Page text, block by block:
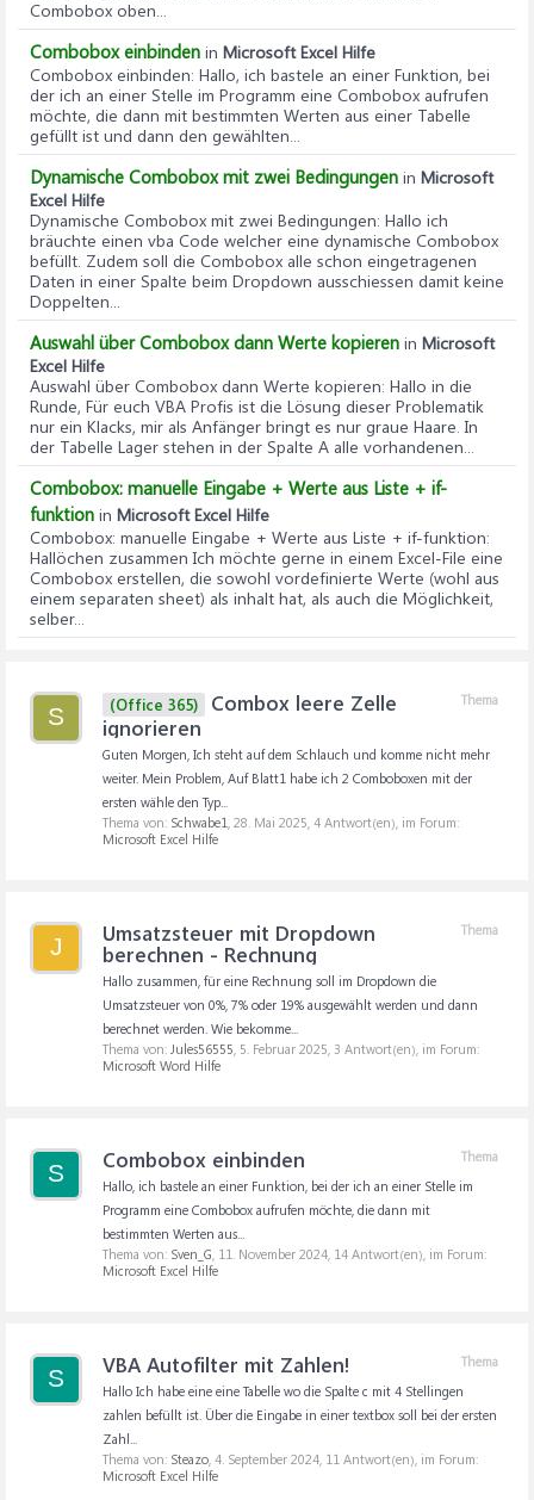
Combobox oben...
Combobox einbinden in Microsoft Excel Hilfe
Combobox einbinden: Hallo, ich bastele an einer Funktion, bei
der ich an einer Stelle im Programm eine Combobox aufrufen
möchte, die dann mit bestimmten Werten aus einer Tabelle
gefüllt ist und dann den gewählten...
Dynamische Combobox mit zwei Bedingungen in Microsoft
Excel Hilfe
Dynamische Combobox mit zwei Bedingungen: Hallo ich
bräuchte einen vba Code welcher eine dynamische Combobox
befüllt. Zudem soll die Combobox alle schon eingetragenen
Daten in einer Spalte beim Dropdown ausschiessen damit keine
Doppelten...
Auswahl über Combobox dann Werte kopieren in Microsoft
Excel Hilfe
Auswahl über Combobox dann Werte kopieren: Hallo in die
Runde, Für euch VBA Profis ist die Lösung dieser Problematik
nur ein Klacks, mir als Anfänger bringt es nur graue Haare. In
der Tabelle Lager stehen in der Spalte A alle vorhandenen...
Combobox: manuelle Eingabe + Werte aus Liste + if-
funktion in Microsoft Excel Hilfe
Combobox: manuelle Eingabe + Werte aus Liste + if-funktion:
Hallöchen zusammen Ich möchte gerne in einem Excel-File eine
Combobox erstellen, die sowohl vordefinierte Werte (wohl aus
einem separaten sheet) als inhalt hat, als auch die Möglichkeit,
selber...
S
Thema
(Office 365)
Combox leere Zelle
ignorieren
Guten Morgen, Ich steht auf dem Schlauch und komme nicht mehr
weiter. Mein Problem, Auf Blatt1 habe ich 2 Comboboxen mit der
ersten wähle den Typ...
Thema von: Schwabe1, 28. Mai 2025, 4 Antwort(en), im Forum:
Microsoft Excel Hilfe
J
Thema
Umsatzsteuer mit Dropdown
berechnen - Rechnung
Hallo zusammen, für eine Rechnung soll im Dropdown die
Umsatzsteuer von 0%, 7% oder 19% ausgewählt werden und dann
berechnet werden. Wie bekomme...
Thema von: Jules56555, 5. Februar 2025, 3 Antwort(en), im Forum:
Microsoft Word Hilfe
S
Thema
Combobox einbinden
Hallo, ich bastele an einer Funktion, bei der ich an einer Stelle im
Programm eine Combobox aufrufen möchte, die dann mit
bestimmten Werten aus...
Thema von: Sven_G, 11. November 2024, 14 Antwort(en), im Forum:
Microsoft Excel Hilfe
S
Thema
VBA Autofilter mit Zahlen!
Hallo Ich habe eine eine Tabelle wo die Spalte c mit 4 Stellingen
zahlen befüllt ist. Über die Eingabe in einer textbox soll bei der ersten
Zahl...
Thema von: Steazo, 4. September 2024, 11 Antwort(en), im Forum:
Microsoft Excel Hilfe